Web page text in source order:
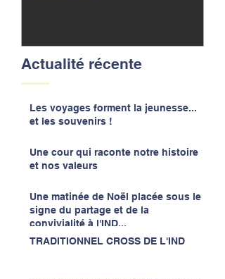
Actualité récente
Les voyages forment la jeunesse...
et les souvenirs !
Une cour qui raconte notre histoire
et nos valeurs
Une matinée de Noël placée sous le
signe du partage et de la
convivialité à l'IND...
TRADITIONNEL CROSS DE L'IND